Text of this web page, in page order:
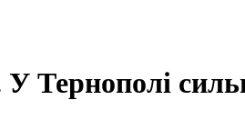
У Тернополі